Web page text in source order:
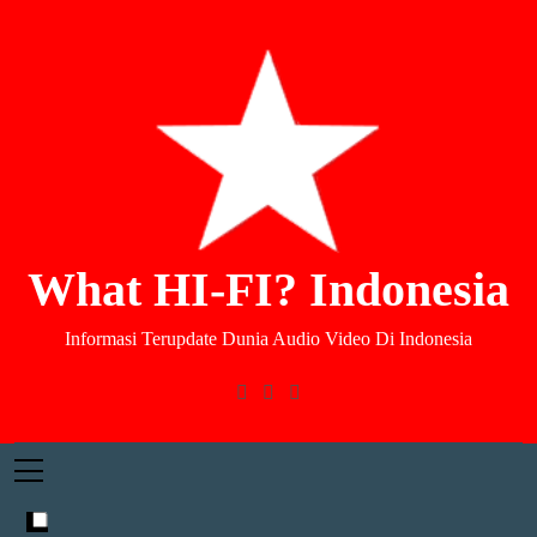
What HI-FI? Indonesia
Informasi Terupdate Dunia Audio Video Di Indonesia